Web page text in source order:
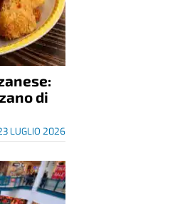
di
LUGLIO 2026